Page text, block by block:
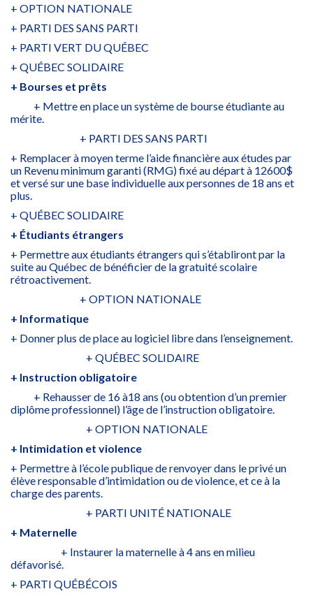
+ OPTION NATIONALE
+ PARTI DES SANS PARTI
+ PARTI VERT DU QUÉBEC
+ QUÉBEC SOLIDAIRE
+ Bourses et prêts
+ Mettre en place un système de bourse étudiante au
mérite.
+ PARTI DES SANS PARTI
+ Remplacer à moyen terme l’aide financière aux études par
un Revenu minimum garanti (RMG) fixé au départ à 12600$
et versé sur une base individuelle aux personnes de 18 ans et
plus.
+ QUÉBEC SOLIDAIRE
+ Étudiants étrangers
+ Permettre aux étudiants étrangers qui s’établiront par la
suite au Québec de bénéficier de la gratuité scolaire
rétroactivement.
+ OPTION NATIONALE
+ Informatique
+ Donner plus de place au logiciel libre dans l’enseignement.
+ QUÉBEC SOLIDAIRE
+ Instruction obligatoire
+ Rehausser de 16 à18 ans (ou obtention d’un premier
diplôme professionnel) l’âge de l’instruction obligatoire.
+ OPTION NATIONALE
+ Intimidation et violence
+ Permettre à l’école publique de renvoyer dans le privé un
élève responsable d’intimidation ou de violence, et ce à la
charge des parents.
+ PARTI UNITÉ NATIONALE
+ Maternelle
+ Instaurer la maternelle à 4 ans en milieu
défavorisé.
+ PARTI QUÉBÉCOIS